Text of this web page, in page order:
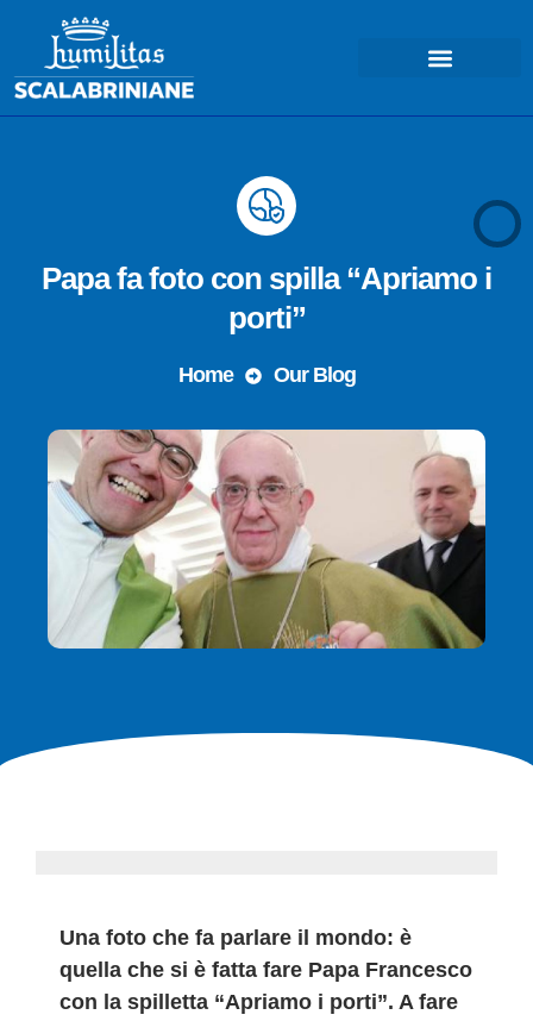
Papa fa foto con spilla “Apriamo i
porti”
Home Our Blog
Una foto che fa parlare il mondo: è
quella che si è fatta fare Papa Francesco
con la spilletta “Apriamo i porti”. A fare